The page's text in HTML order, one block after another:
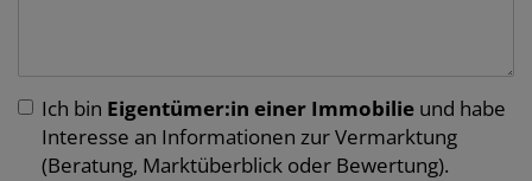
Ich bin Eigentümer:in einer Immobilie und habe
Interesse an Informationen zur Vermarktung
(Beratung, Marktüberblick oder Bewertung).